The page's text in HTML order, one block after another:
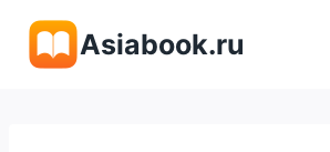
содержимому
Asiabook.ru